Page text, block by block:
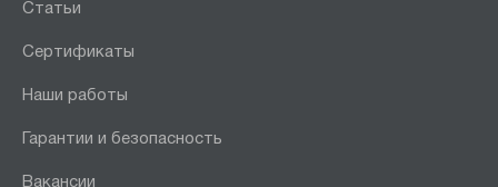
Показать
Статьи
Сертификаты
Наши работы
Гарантии и безопасность
Вакансии